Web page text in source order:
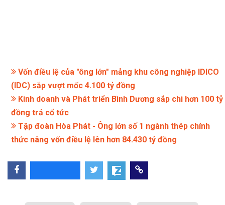
Vốn điều lệ của "ông lớn" mảng khu công nghiệp IDICO
(IDC) sắp vượt mốc 4.100 tỷ đồng
Kinh doanh và Phát triển Bình Dương sắp chi hơn 100 tỷ
đồng trả cổ tức
Tập đoàn Hòa Phát - Ông lớn số 1 ngành thép chính
thức nâng vốn điều lệ lên hơn 84.430 tỷ đồng